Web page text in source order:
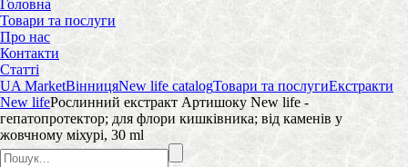
Головна
Товари та послуги
Про нас
Контакти
Статті
UA MarketВінницяNew life catalogТовари та послугиЕкстракти
New lifeРослинний екстракт Артишоку New life -
гепатопротектор; для флори кишківника; від каменів у
жовчному міхурі, 30 ml